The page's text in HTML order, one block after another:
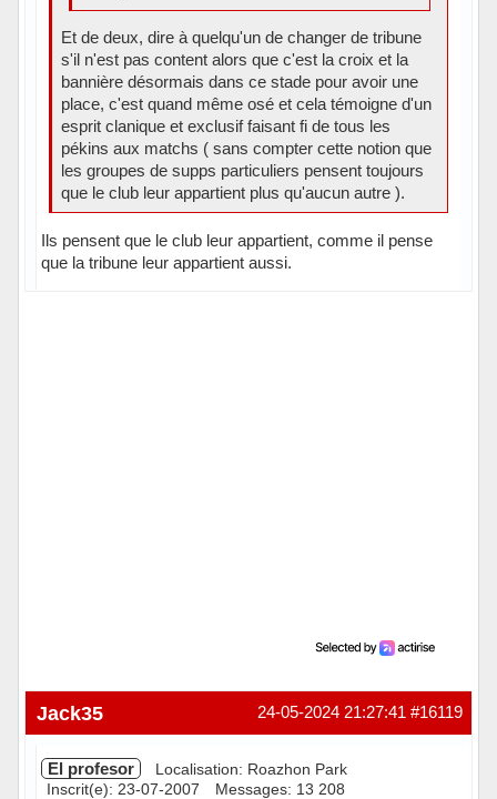
Et de deux, dire à quelqu'un de changer de tribune
s'il n'est pas content alors que c'est la croix et la
bannière désormais dans ce stade pour avoir une
place, c'est quand même osé et cela témoigne d'un
esprit clanique et exclusif faisant fi de tous les
pékins aux matchs ( sans compter cette notion que
les groupes de supps particuliers pensent toujours
que le club leur appartient plus qu'aucun autre ).
Ils pensent que le club leur appartient, comme il pense
que la tribune leur appartient aussi.
#16119
24-05-2024 21:27:41
Jack35
El profesor
Localisation: Roazhon Park
Inscrit(e): 23-07-2007
Messages: 13 208